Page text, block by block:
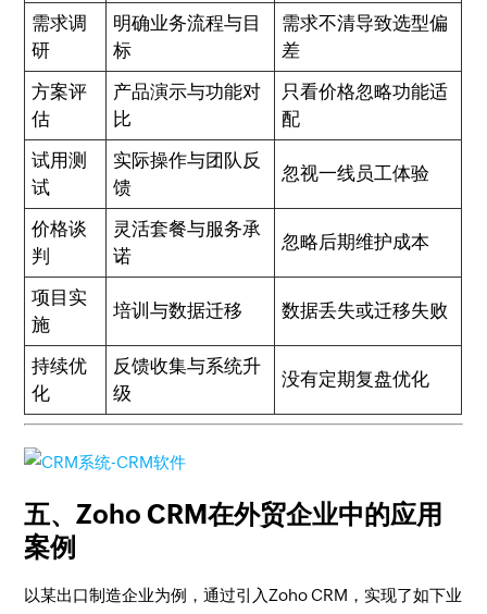
需求调
研
明确业务流程与目
标
需求不清导致选型偏
差
方案评
估
产品演示与功能对
比
只看价格忽略功能适
配
试用测
试
实际操作与团队反
馈
忽视一线员工体验
价格谈
判
灵活套餐与服务承
诺
忽略后期维护成本
项目实
施
培训与数据迁移 数据丢失或迁移失败
持续优
化
反馈收集与系统升
级
没有定期复盘优化
五、Zoho CRM在外贸企业中的应用
案例
以某出口制造企业为例，通过引入Zoho CRM，实现了如下业